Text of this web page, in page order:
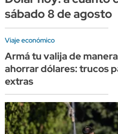
sábado 8 de agosto
Viaje económico
Armá tu valija de
ahorrar dólares: trucos
extras